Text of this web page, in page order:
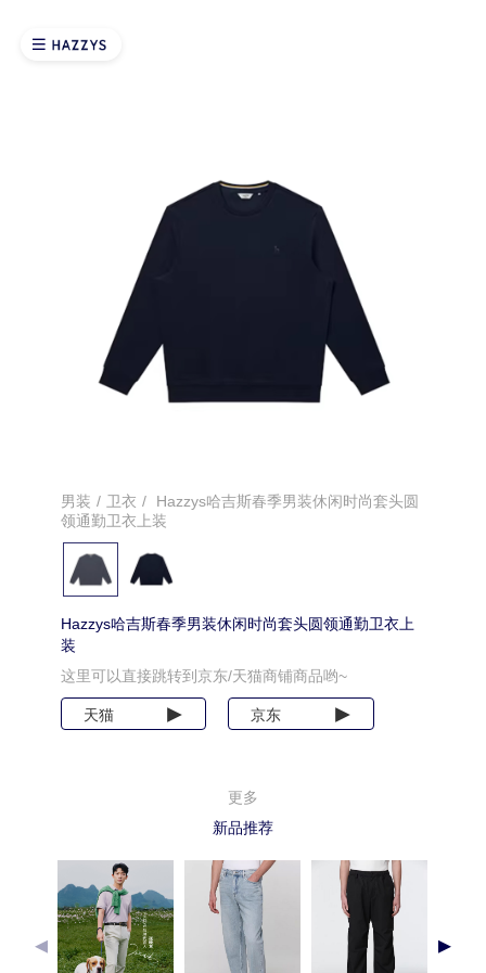
男装 / 卫衣 /
Hazzys哈吉斯春季男装休闲时尚套头圆
领通勤卫衣上装
Hazzys哈吉斯春季男装休闲时尚套头圆领通勤卫衣上
装
这里可以直接跳转到京东/天猫商铺商品哟~
天猫 京东
更多
新品推荐